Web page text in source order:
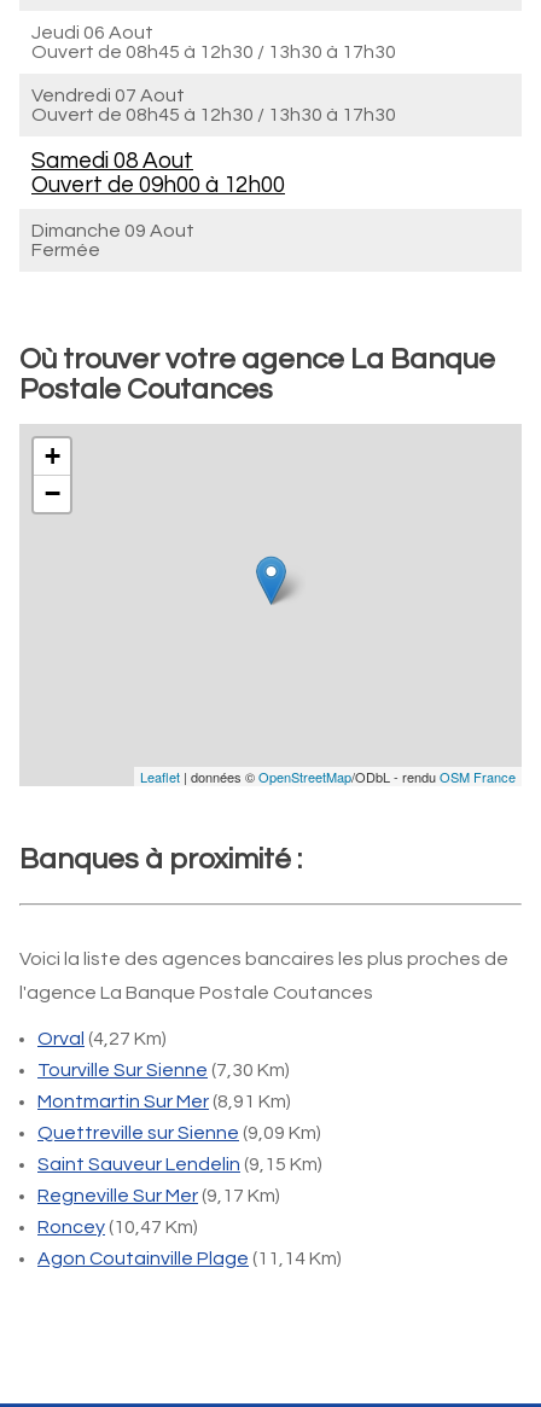
Jeudi 06 Aout
Ouvert de 08h45 à 12h30 / 13h30 à 17h30
Vendredi 07 Aout
Ouvert de 08h45 à 12h30 / 13h30 à 17h30
Samedi 08 Aout
Ouvert de 09h00 à 12h00
Dimanche 09 Aout
Fermée
Où trouver votre agence La Banque
Postale Coutances
+
−
Leaflet | données ©OpenStreetMap/ODbL - renduOSM France
Banques à proximité :
Voici la liste des agences bancaires les plus proches de
l'agence La Banque Postale Coutances
Orval (4,27 Km)
Tourville Sur Sienne (7,30 Km)
Montmartin Sur Mer(8,91 Km)
Quettreville sur Sienne (9,09 Km)
Saint Sauveur Lendelin (9,15 Km)
Regneville Sur Mer(9,17 Km)
Roncey(10,47 Km)
Agon Coutainville Plage (11,14 Km)